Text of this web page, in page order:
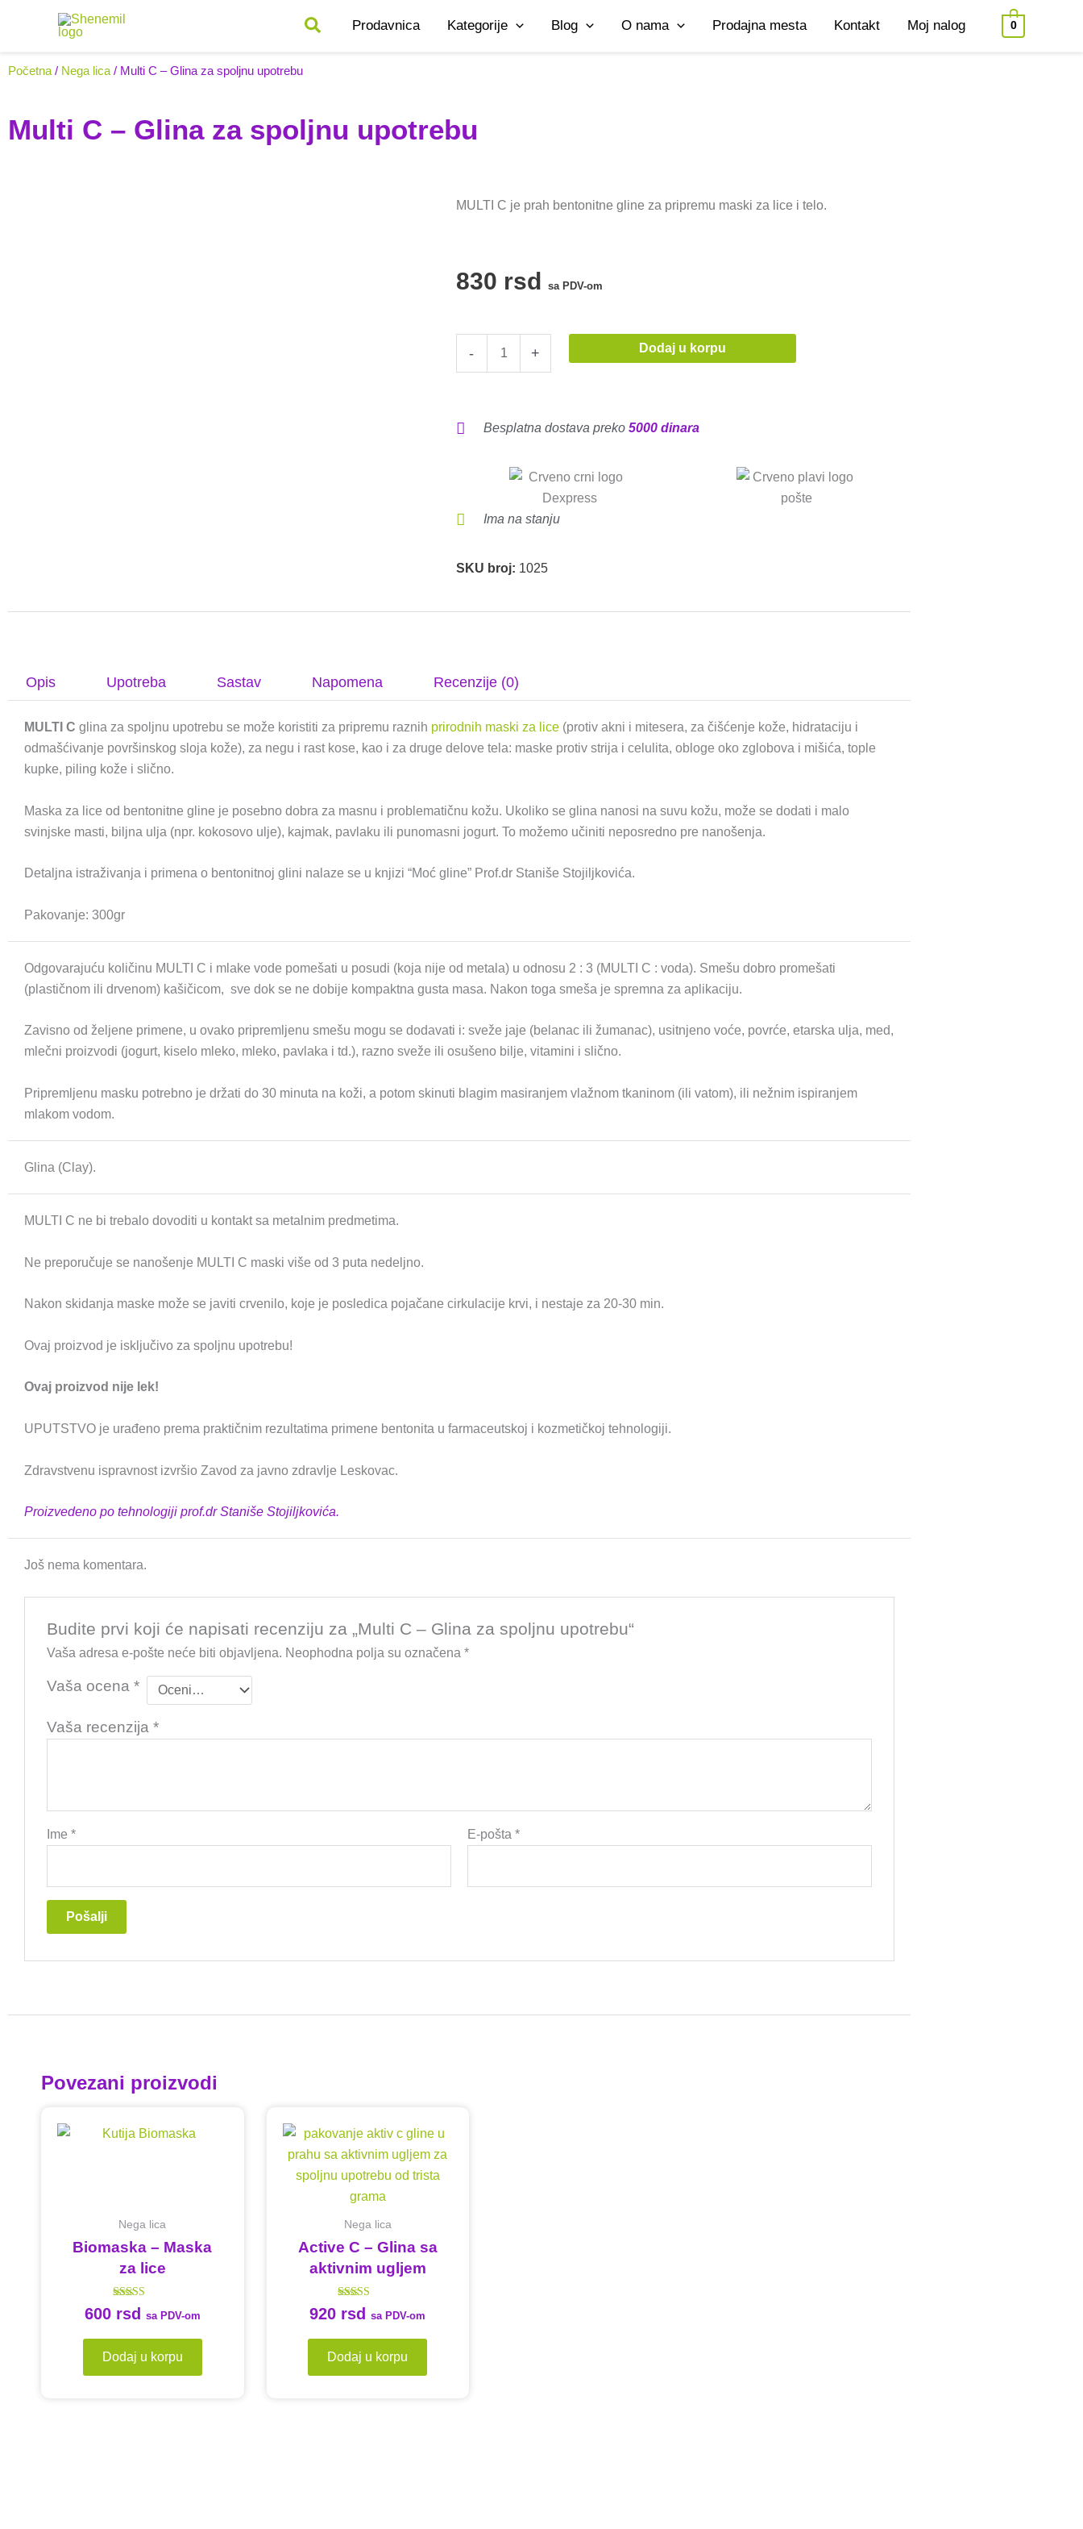
Prodavnica Kategorije Blog O nama Prodajna mesta Kontakt Moj nalog 0
Početna / Nega lica / Multi C – Glina za spoljnu upotrebu
Multi C – Glina za spoljnu upotrebu
MULTI C je prah bentonitne gline za pripremu maski za lice i telo.
830 rsd sa PDV-om
-
za
+ Dodaj u korpu
Besplatna dostava preko 5000 dinara
Ima na stanju
SKU broj: 1025
Opis Upotreba Sastav Napomena Recenzije (0)
MULTI C glina za spoljnu upotrebu se može koristiti za pripremu raznih prirodnih maski za lice (protiv akni i mitesera, za čišćenje kože, hidrataciju i
odmašćivanje površinskog sloja kože), za negu i rast kose, kao i za druge delove tela: maske protiv strija i celulita, obloge oko zglobova i mišića, tople
kupke, piling kože i slično.
Maska za lice od bentonitne gline je posebno dobra za masnu i problematičnu kožu. Ukoliko se glina nanosi na suvu kožu, može se dodati i malo
svinjske masti, biljna ulja (npr. kokosovo ulje), kajmak, pavlaku ili punomasni jogurt. To možemo učiniti neposredno pre nanošenja.
Detaljna istraživanja i primena o bentonitnoj glini nalaze se u knjizi “Moć gline” Prof.dr Staniše Stojiljkovića.
Pakovanje: 300gr
Odgovarajuću količinu MULTI C i mlake vode pomešati u posudi (koja nije od metala) u odnosu 2 : 3 (MULTI C : voda). Smešu dobro promešati
(plastičnom ili drvenom) kašičicom, sve dok se ne dobije kompaktna gusta masa. Nakon toga smeša je spremna za aplikaciju.
Zavisno od željene primene, u ovako pripremljenu smešu mogu se dodavati i: sveže jaje (belanac ili žumanac), usitnjeno voće, povrće, etarska ulja, med,
mlečni proizvodi (jogurt, kiselo mleko, mleko, pavlaka i td.), razno sveže ili osušeno bilje, vitamini i slično.
Pripremljenu masku potrebno je držati do 30 minuta na koži, a potom skinuti blagim masiranjem vlažnom tkaninom (ili vatom), ili nežnim ispiranjem
mlakom vodom.
Glina (Clay).
MULTI C ne bi trebalo dovoditi u kontakt sa metalnim predmetima.
Ne preporučuje se nanošenje MULTI C maski više od 3 puta nedeljno.
Nakon skidanja maske može se javiti crvenilo, koje je posledica pojačane cirkulacije krvi, i nestaje za 20-30 min.
Ovaj proizvod je isključivo za spoljnu upotrebu!
Ovaj proizvod nije lek!
UPUTSTVO je urađeno prema praktičnim rezultatima primene bentonita u farmaceutskoj i kozmetičkoj tehnologiji.
Zdravstvenu ispravnost izvršio Zavod za javno zdravlje Leskovac.
Proizvedeno po tehnologiji prof.dr Staniše Stojiljkovića.
Još nema komentara.
Budite prvi koji će napisati recenziju za „Multi C – Glina za spoljnu upotrebu“
Vaša adresa e-pošte neće biti objavljena. Neophodna polja su označena *
Vaša ocena *
Vaša recenzija *
Ime * E-pošta*
Povezani proizvodi
Nega lica
Biomaska – Maska
za lice
Ocenjeno sa
4.71
600 rsd sa PDV-om
Dodaj u korpu
Nega lica
Active C – Glina sa
aktivnim ugljem
Ocenjeno sa
5.00
920 rsd sa PDV-om
Dodaj u korpu